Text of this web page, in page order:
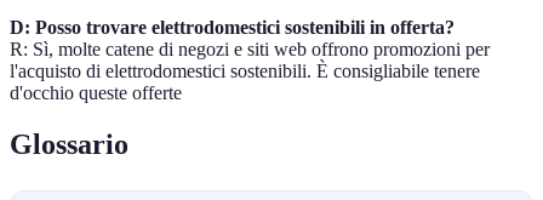
D: Posso trovare elettrodomestici sostenibili in offerta?
R: Sì, molte catene di negozi e siti web offrono promozioni per
l'acquisto di elettrodomestici sostenibili. È consigliabile tenere
d'occhio queste offerte
Glossario